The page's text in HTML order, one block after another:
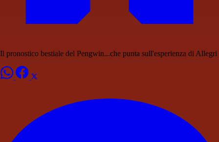
Il pronostico bestiale del Pengwin...che punta sull'esperienza di Allegri